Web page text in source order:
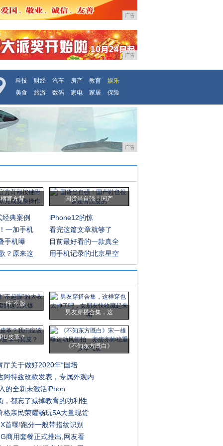
广告
广告
科技 财经 汽车 房产 教育
娱乐
美食
旅游 数码 家电 家居 保险
广告
官方背 国货当自强！国产
典案例
iPhone12的惊
一加手机
看完这篇文章就够了
手机曝
目前最好看的一款真全
？原来这
用手机记录的北京星空
件“不起
男友穿搭合集，这
皮革？
《不知东方既白》
厅关于做好2020年“国培
阿特兹改款发表，专属外观内
的全新未激活iPhon
，都忘了减掉教育的功利性
格亲民荣耀畅玩5A大量现货
首曝!跑分一般带指纹识别
商用套餐正式推出,网友看